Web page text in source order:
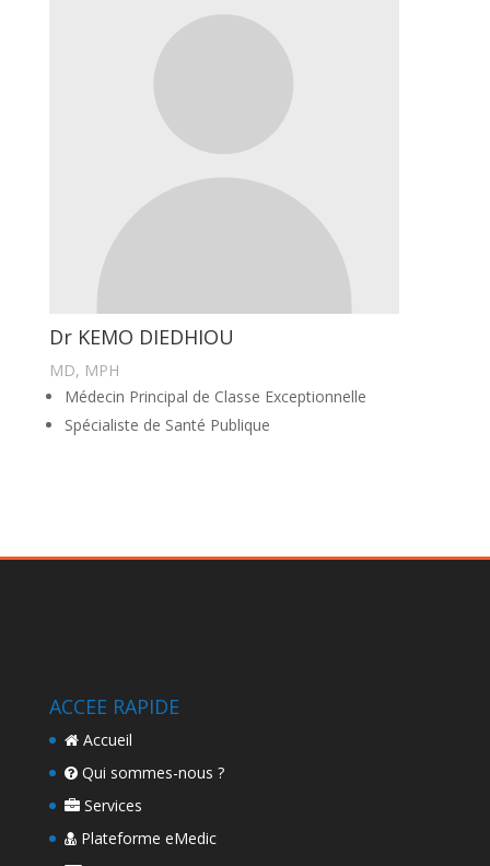
Dr KEMO DIEDHIOU
MD, MPH
Médecin Principal de Classe Exceptionnelle
Spécialiste de Santé Publique
ACCEE RAPIDE
Accueil
Qui sommes-nous ?
Services
Plateforme eMedic